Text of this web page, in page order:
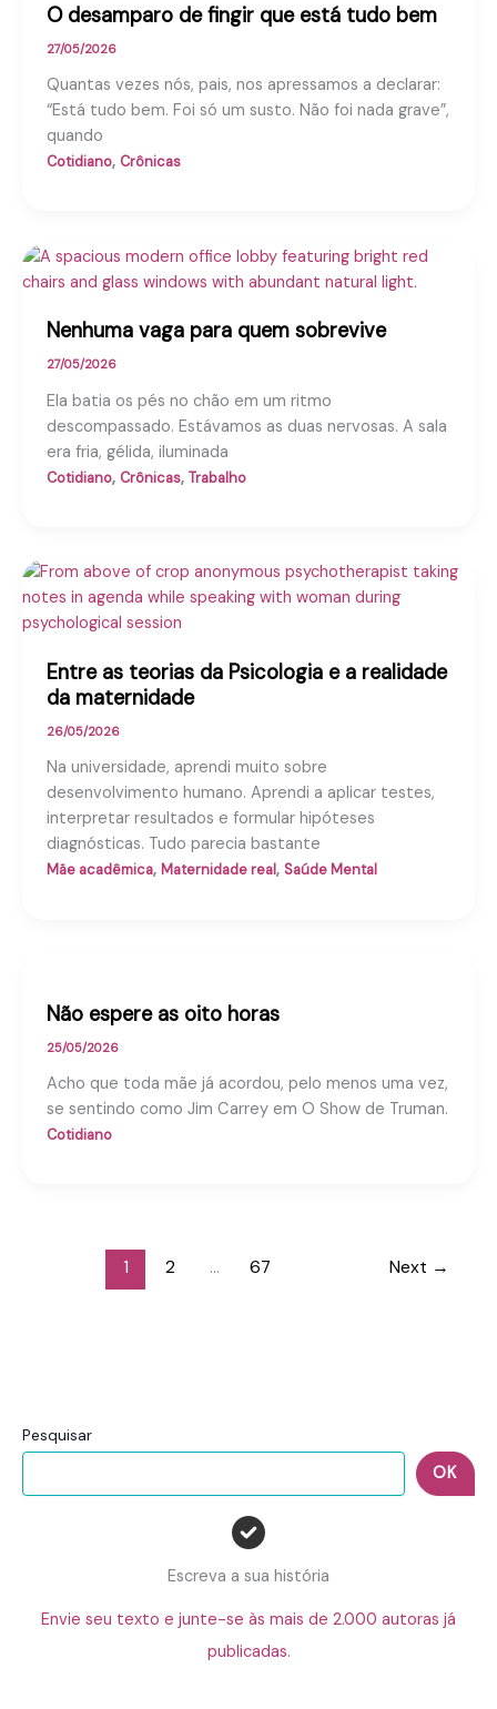
Pesquisar
OK
Escreva a sua história
Envie seu texto e junte-se às mais de 2.000 autoras já
publicadas.
O desamparo de fingir que está tudo bem
27/05/2026
Quantas vezes nós, pais, nos apressamos a declarar:
“Está tudo bem. Foi só um susto. Não foi nada grave”,
quando
Cotidiano, Crônicas
Nenhuma vaga para quem sobrevive
27/05/2026
Ela batia os pés no chão em um ritmo
descompassado. Estávamos as duas nervosas. A sala
era fria, gélida, iluminada
Cotidiano, Crônicas, Trabalho
Entre as teorias da Psicologia e a realidade
da maternidade
26/05/2026
Na universidade, aprendi muito sobre
desenvolvimento humano. Aprendi a aplicar testes,
interpretar resultados e formular hipóteses
diagnósticas. Tudo parecia bastante
Mãe acadêmica, Maternidade real, Saúde Mental
Não espere as oito horas
25/05/2026
Acho que toda mãe já acordou, pelo menos uma vez,
se sentindo como Jim Carrey em O Show de Truman.
Cotidiano
1 2 … 67 Next →